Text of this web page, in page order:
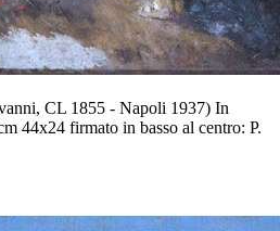
CL 1855 - Napoli 1937) In
44x24 firmato in basso al centro: P.